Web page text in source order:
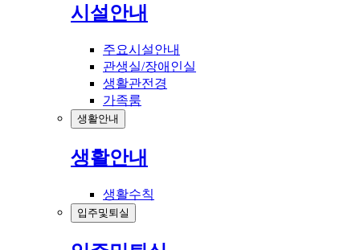
시설안내
주요시설안내
관생실/장애인실
생활관전경
가족룸
생활안내
생활안내
생활수칙
입주및퇴실